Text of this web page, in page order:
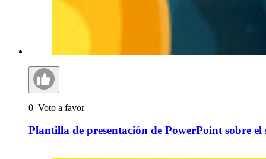
0 Voto a favor
Plantilla de presentación de PowerPoint sobre el